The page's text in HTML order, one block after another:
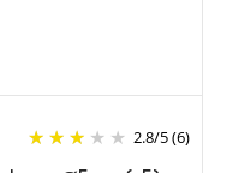
2.8/5(6)